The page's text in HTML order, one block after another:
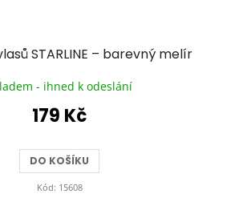
STARLINE – barevný melír
- ihned k odeslání
179 Kč
DO KOŠÍKU
Kód: 15608